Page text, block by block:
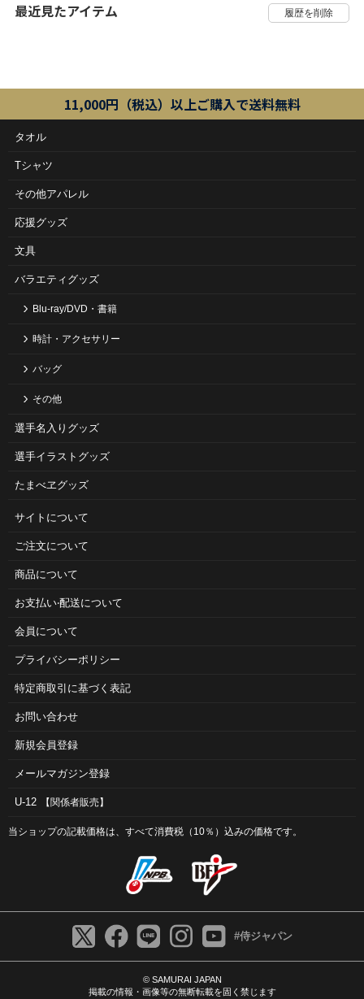
最近見たアイテム
11,000円（税込）以上ご購入で送料無料
タオル
Tシャツ
その他アパレル
応援グッズ
文具
バラエティグッズ
Blu-ray/DVD・書籍
時計・アクセサリー
バッグ
その他
選手名入りグッズ
選手イラストグッズ
たまべヱグッズ
サイトについて
ご注⽂について
商品について
お⽀払い‧配送について
会員について
プライバシーポリシー
特定商取引に基づく表記
お問い合わせ
新規会員登録
メールマガジン登録
U-12 【関係者販売】
当ショップの記載価格は、すべて消費税（10％）込みの価格です。
#侍ジャパン
© SAMURAI JAPAN
掲載の情報・画像等の無断転載を固く禁じます